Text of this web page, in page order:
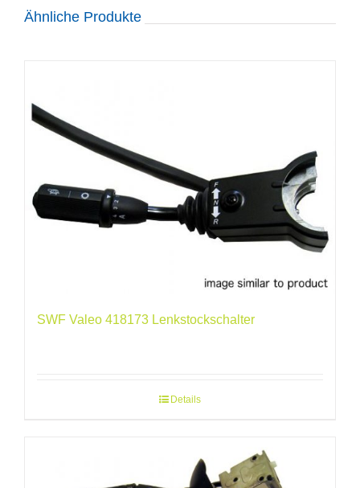
Ähnliche Produkte
SWF Valeo 418173 Lenkstockschalter
Details